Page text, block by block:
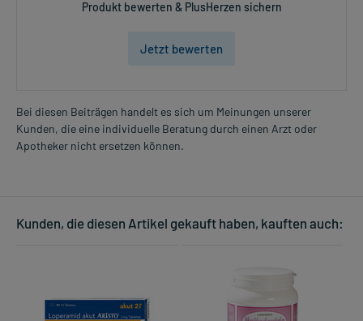
Produkt bewerten & PlusHerzen sichern
Jetzt bewerten
Bei diesen Beiträgen handelt es sich um Meinungen unserer
Kunden, die eine individuelle Beratung durch einen Arzt oder
Apotheker nicht ersetzen können.
Kunden, die diesen Artikel gekauft haben, kauften auch: